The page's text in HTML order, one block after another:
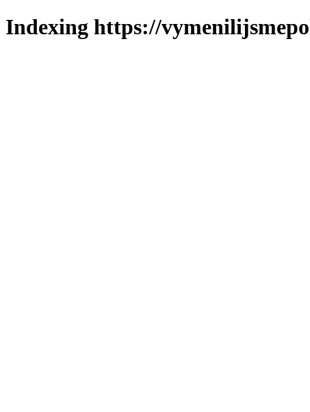
Indexing https://